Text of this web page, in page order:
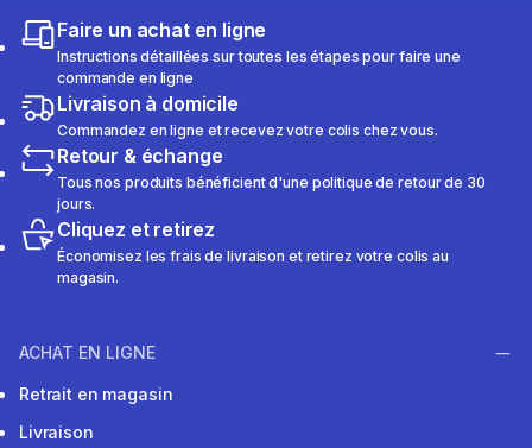
Faire un achat en ligne
Instructions détaillées sur toutes les étapes pour faire une
commande en ligne
Livraison à domicile
Commandez en ligne et recevez votre colis chez vous.
Retour & échange
Tous nos produits bénéficient d'une politique de retour de 30
jours.
Cliquez et retirez
Économisez les frais de livraison et retirez votre colis au
magasin.
ACHAT EN LIGNE
Retrait en magasin
Livraison